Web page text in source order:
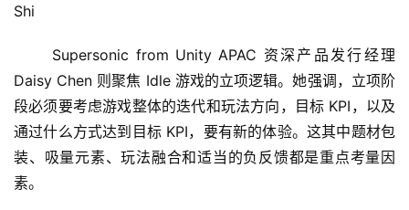
Shi
Daisy Chen 则聚焦 Idle 游戏的立项逻辑。她强调，立项阶
段必须要考虑游戏整体的迭代和玩法方向，目标 KPI，以及
通过什么方式达到目标 KPI，要有新的体验。这其中题材包
装、吸量元素、玩法融合和适当的负反馈都是重点考量因
素。